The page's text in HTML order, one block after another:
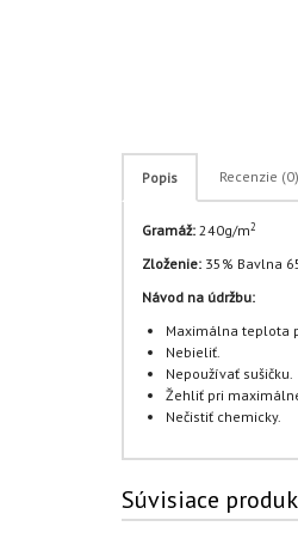
Popis Recenzie (0)
Gramáž: 240g/m2
Zloženie: 35% Bavlna
Návod na údržbu:
Maximálna teplota
Nebieliť.
Nepoužívať sušičku.
Žehliť pri
Nečistiť chemicky.
Súvisiace